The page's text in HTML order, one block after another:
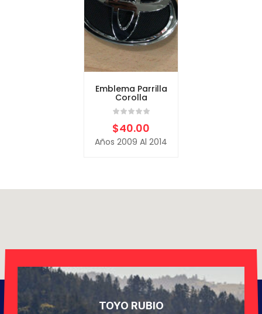
Emblema Parrilla
Corolla
$40.00
Años 2009 Al 2014
TOYO RUBIO